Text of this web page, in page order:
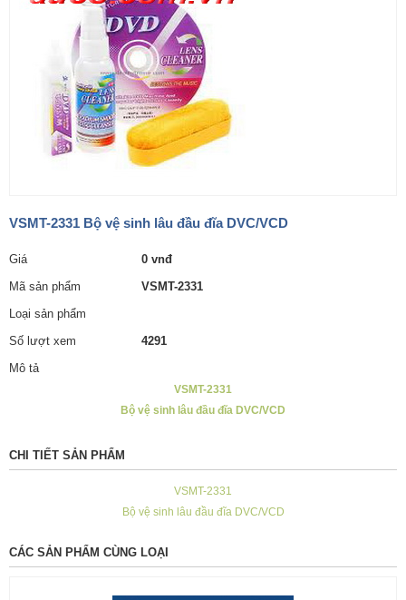
VSMT-2331 Bộ vệ sinh lâu đầu đĩa DVC/VCD
Giá
0 vnđ
Mã sản phẩm
VSMT-2331
Loại sản phẩm
Số lượt xem
4291
Mô tả
VSMT-2331
Bộ vệ sinh lâu đầu đĩa DVC/VCD
CHI TIẾT SẢN PHẨM
VSMT-2331
Bộ vệ sinh lâu đầu đĩa DVC/VCD
CÁC SẢN PHẨM CÙNG LOẠI